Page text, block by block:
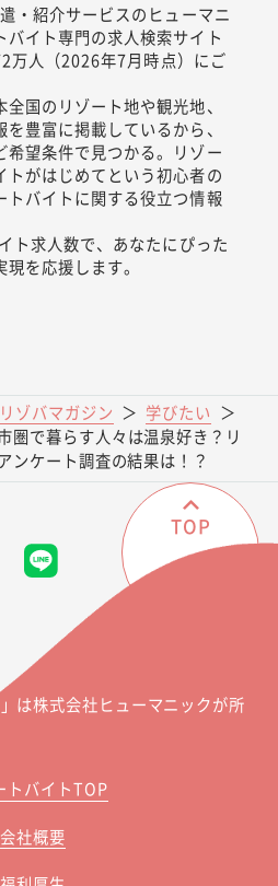
・紹介サービスのヒューマニ
バイト専門の求人検索サイト
万人（2026年7月時点）にご
国のリゾート地や観光地、
豊富に掲載しているから、
望条件で見つかる。リゾー
トがはじめてという初心者の
トバイトに関する役立つ情報
ト求人数で、あなたにぴった
を応援します。
リゾバマガジン ＞ 学びたい ＞
圏で暮らす人々は温泉好き？リ
ンケート調査の結果は！？
TOP
は株式会社ヒューマニックが所
トバイトTOP
会社概要